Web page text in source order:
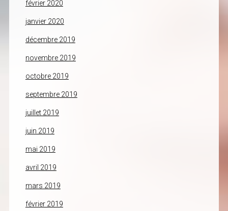
février 2020
janvier 2020
décembre 2019
novembre 2019
octobre 2019
septembre 2019
juillet 2019
juin 2019
mai 2019
avril 2019
mars 2019
février 2019